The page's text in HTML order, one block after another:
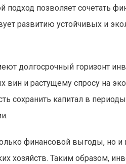
позволяет сочетать
развитию устойчивых и
долгосрочный горизонт
вин и растущему спросу на
сохранить капитал в
финансовой выгоды, но и
хозяйств. Таким образом,